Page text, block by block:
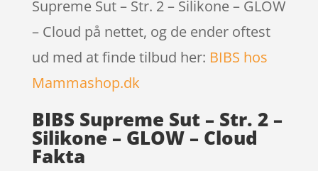
Supreme Sut – Str. 2 – Silikone – GLOW
– Cloud på nettet, og de ender oftest
ud med at finde tilbud her: BIBS hos
Mammashop.dk
BIBS Supreme Sut – Str. 2 –
Silikone – GLOW – Cloud
Fakta